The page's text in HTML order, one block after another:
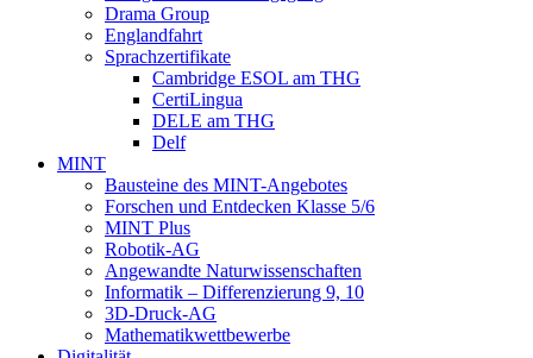
Drama Group
Englandfahrt
Sprachzertifikate
Cambridge ESOL am THG
CertiLingua
DELE am THG
Delf
MINT
Bausteine des MINT-Angebotes
Forschen und Entdecken Klasse 5/6
MINT Plus
Robotik-AG
Angewandte Naturwissenschaften
Informatik – Differenzierung 9, 10
3D-Druck-AG
Mathematikwettbewerbe